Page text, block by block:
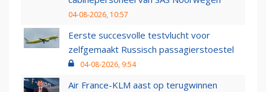
04-08-2026, 10:57
Eerste succesvolle testvlucht voor
zelfgemaakt Russisch passagierstoestel
04-08-2026, 9:54
Air France-KLM aast op terugwinnen